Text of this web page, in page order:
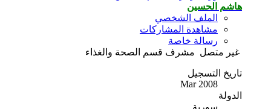
هاشم الحسين
الملف الشخصي
مشاهدة المشاركات
رسالة خاصة
غير متصل مشرف قسم الصحة والغذاء
تاريخ التسجيل
Mar 2008
الدولة
سورية